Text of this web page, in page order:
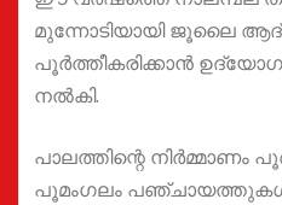
മുന്നോടിയായി ജൂലൈ
പൂർത്തീകരിക്കാൻ
നൽകി.
പാലത്തിന്റെ നിർമ്മാണം
പൂമംഗലം പഞ്ചായത്തുകൾ